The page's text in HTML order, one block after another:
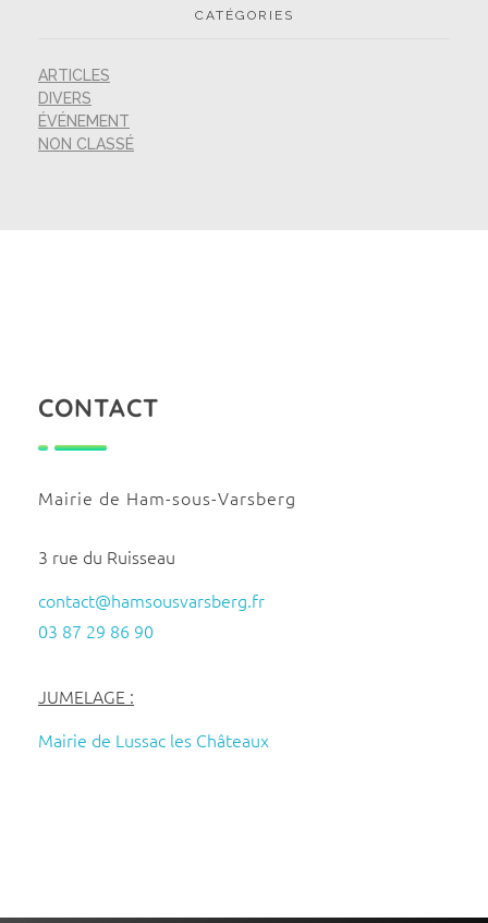
CATÉGORIES
ARTICLES
DIVERS
ÉVÉNEMENT
NON CLASSÉ
CONTACT
Mairie de Ham-sous-Varsberg
3 rue du Ruisseau
contact@hamsousvarsberg.fr
03 87 29 86 90
JUMELAGE :
Mairie de Lussac les Châteaux